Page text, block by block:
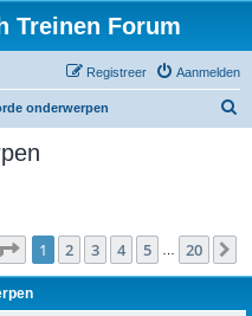
Treinen Forum
Aanmelden
Registreer
onderwerpen
Pagina van 20
1 2 3 4 5 20